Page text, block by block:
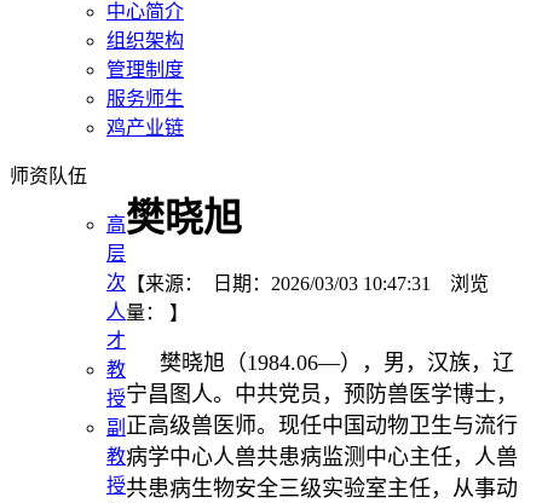
中心简介
组织架构
管理制度
服务师生
鸡产业链
师资队伍
高
层
次
人
才
教
授
副
教
授
樊晓旭
【来源： 日期：2026/03/03 10:47:31 浏览
量：
】
樊晓旭（1984.06—），男，汉族，辽
宁昌图人。中共党员，预防兽医学博士，
正高级兽医师。现任中国动物卫生与流行
病学中心人兽共患病监测中心主任，人兽
共患病生物安全三级实验室主任，从事动